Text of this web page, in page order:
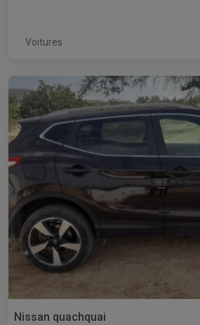
Voitures
Nissan quachquai